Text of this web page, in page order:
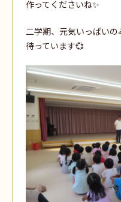
作ってくださいね✨
二学期、元気いっぱい
待っています💞